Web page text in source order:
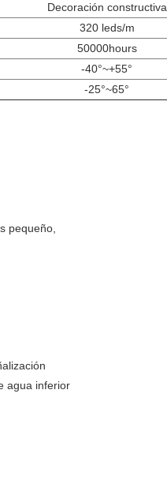
Decoración constructiva
320 leds/m
50000hours
-40°~+55°
-25°~65°
pequeño,
agua inferior